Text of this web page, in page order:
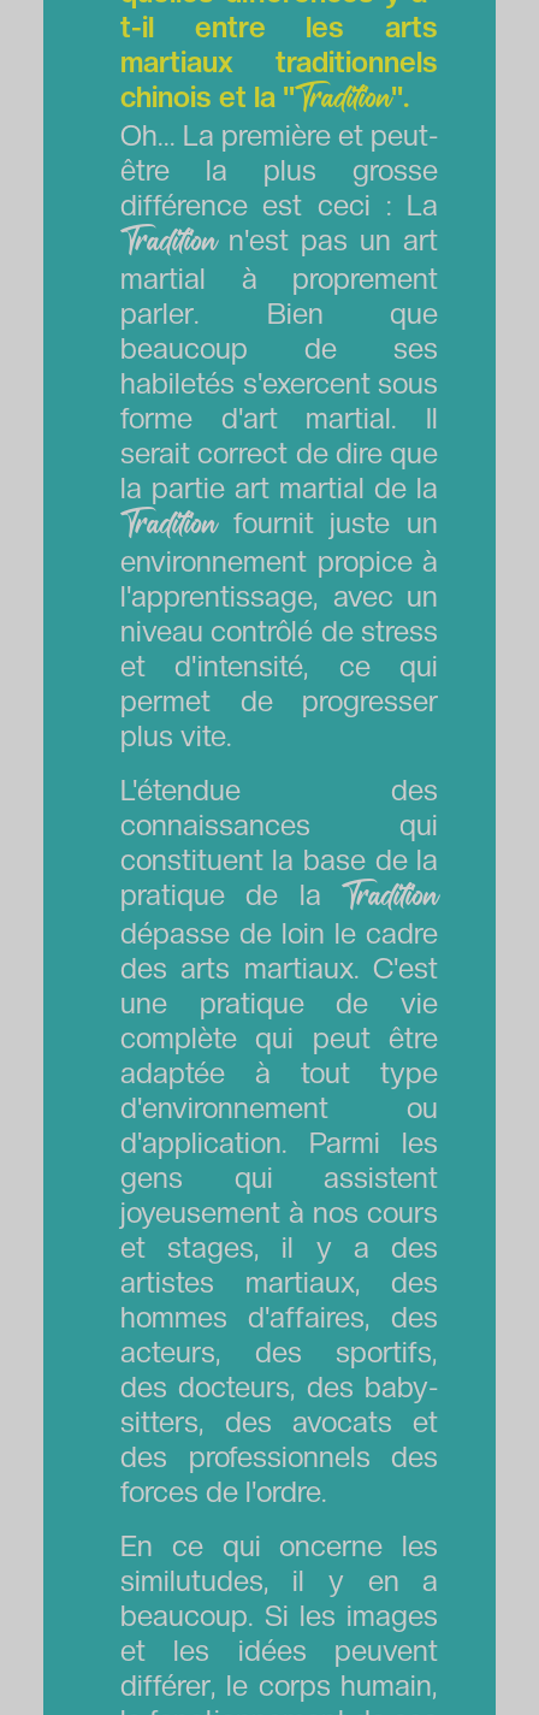
t-il entre les arts
martiaux traditionnels
chinois et la "Tradition".
Oh... La première et peut-
être la plus grosse
différence est ceci : La
Traditionn'est pas un art
martial à proprement
parler. Bien que
beaucoup de ses
habiletés s'exercent sous
forme d'art martial. Il
serait correct de dire que
la partie art martial de la
Traditionfournit juste un
environnement propice à
l'apprentissage, avec un
niveau contrôlé de stress
et d'intensité, ce qui
permet de progresser
plus vite.
L'étendue des
connaissances qui
constituent la base de la
pratique de laTradition
dépasse de loin le cadre
des arts martiaux. C'est
une pratique de vie
complète qui peut être
adaptée à tout type
d'environnement ou
d'application. Parmi les
gens qui assistent
joyeusement à nos cours
et stages, il y a des
artistes martiaux, des
hommes d'affaires, des
acteurs, des sportifs,
des docteurs, des baby-
sitters, des avocats et
des professionnels des
forces de l'ordre.
En ce qui oncerne les
similutudes, il y en a
beaucoup. Si les images
et les idées peuvent
différer, le corps humain,